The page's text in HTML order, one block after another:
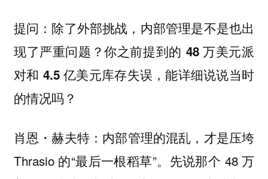
提问：除了外部挑战，内部管理是不是也出
现了严重问题？你之前提到的 48 万美元派
对和 4.5 亿美元库存失误，能详细说说当时
的情况吗？
肖恩・赫夫特： 内部管理的混乱，才是压垮
Thrasio 的“最后一根稻草”。先说那个 48 万